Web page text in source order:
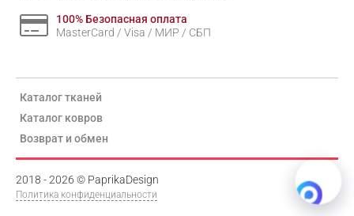
100% Безопасная оплата
MasterCard / Visa / МИР / СБП
Каталог тканей
Каталог ковров
Возврат и обмен
2018 - 2026 © PaprikaDesign
Политика конфиденциальности